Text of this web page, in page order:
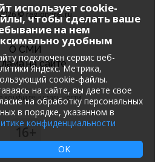
© regionorel.ru
О СМИ
на сайте
конфиденциальности
16+
использует cookie-
чтобы сделать ваше
на нем
удобным
подключен сервис веб-
Яндекс. Метрика,
cookie-файлы.
на сайте, вы даете свое
на обработку персональных
в порядке, указанном в
конфиденциальности
OK